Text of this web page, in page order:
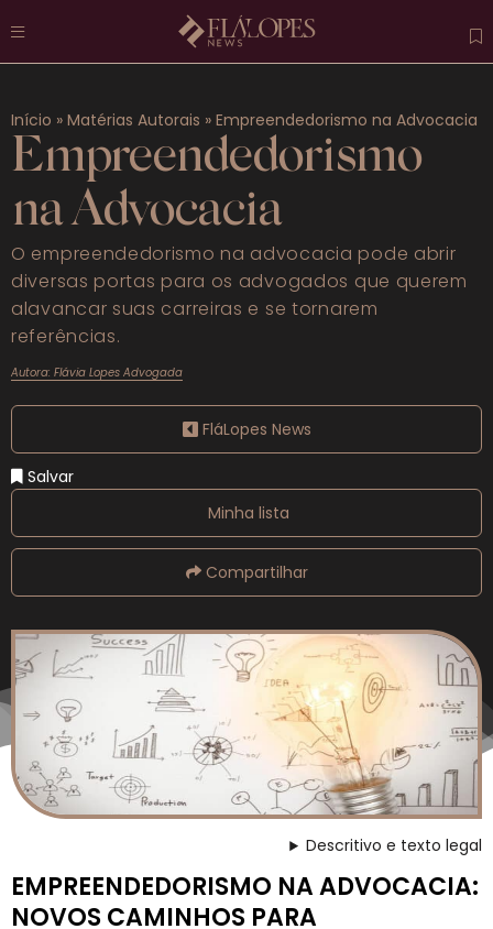
Destaques
Previdenciário
Penal
Início » Matérias Autorais » Empreendedorismo na Advocacia
Empreendedorismo
na Advocacia
O empreendedorismo na advocacia pode abrir
diversas portas para os advogados que querem
alavancar suas carreiras e se tornarem
referências.
Autora: Flávia Lopes Advogada
FláLopes News
Salvar
Minha lista
Compartilhar
Descritivo e texto legal
EMPREENDEDORISMO NA ADVOCACIA:
NOVOS CAMINHOS PARA